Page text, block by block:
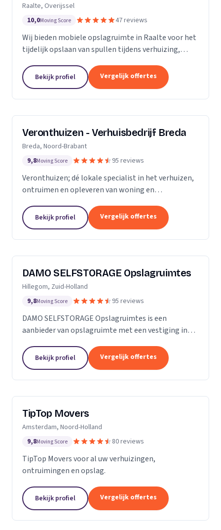
Raalte, Overijssel
10,0Moving Score 47 reviews
Wij bieden mobiele opslagruimte in Raalte voor het
tijdelijk opslaan van spullen tijdens verhuizing,
Bekijk profiel Vergelijk offertes
Veronthuizen - Verhuisbedrijf Breda
Breda, Noord-Brabant
9,8Moving Score 95 reviews
Veronthuizen; dé lokale specialist in het verhuizen,
ontruimen en opleveren van woning en
partner. Klanttevredenheid en een zorgeloze service
staat...
Bekijk profiel Vergelijk offertes
DAMO SELFSTORAGE Opslagruimtes
Hillegom, Zuid-Holland
9,8Moving Score 95 reviews
DAMO SELFSTORAGE Opslagruimtes is een
aanbieder van opslagruimte met een vestiging in
Bekijk profiel Vergelijk offertes
TipTop Movers
Amsterdam, Noord-Holland
9,8Moving Score 80 reviews
TipTop Movers voor al uw verhuizingen,
ontruimingen en opslag.
Bekijk profiel Vergelijk offertes